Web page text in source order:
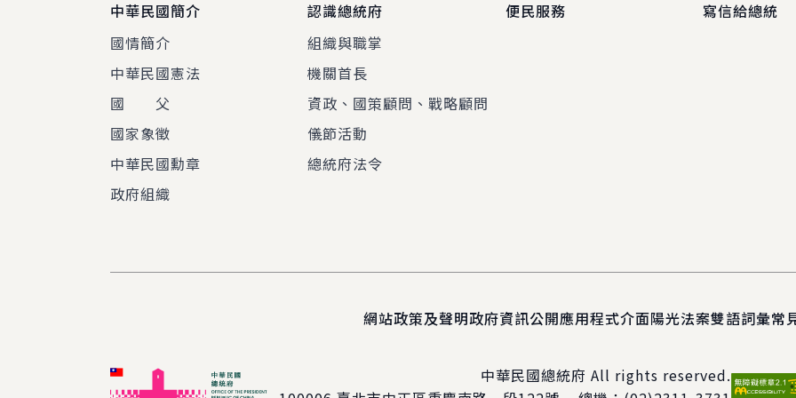
中華民國簡介
國情簡介
中華民國憲法
國 父
國家象徵
中華民國勳章
政府組織
認識總統府
組織與職掌
機關首長
資政、國策顧問、戰略顧問
儀節活動
總統府法令
便民服務 寫信給總統
網站政策及聲明政府資訊公開應用程式介面陽光法案雙語詞彙常
中華民國總統府 All rights reserved.